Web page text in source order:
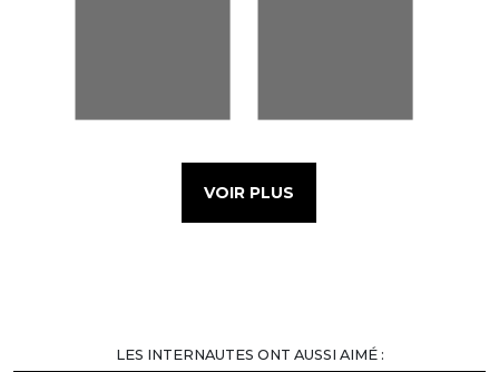
VOIR PLUS
LES INTERNAUTES ONT AUSSI AIMÉ :